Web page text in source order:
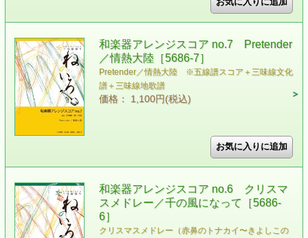
和楽器アレンジスコア no.7 Pretender
／情熱大陸［5686-7］
Pretender／情熱大陸 ※五線譜スコア＋三味線文化
譜＋三味線地歌譜
価格： 1,100円(税込)
和楽器アレンジスコア no.6 クリスマ
スメドレー／千の風になって［5686-
6］
クリスマスメドレー（赤鼻のトナカイ〜きよしこの